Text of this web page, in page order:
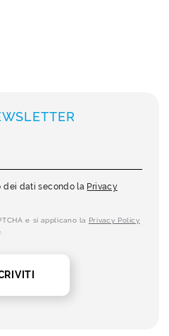
dei dati secondo la Privacy
e si applicano la Privacy Policy